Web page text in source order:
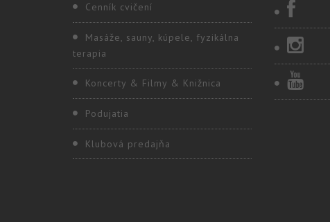
Cenník cvičení
Masáže, sauny, kúpele, fyzikálna
terapia
Koncerty & Filmy & Knižnica
Podujatia
Klubová predajňa